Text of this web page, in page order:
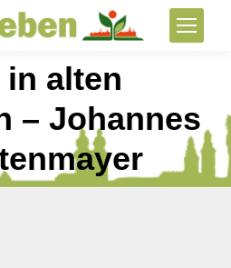
in alten
– Johannes